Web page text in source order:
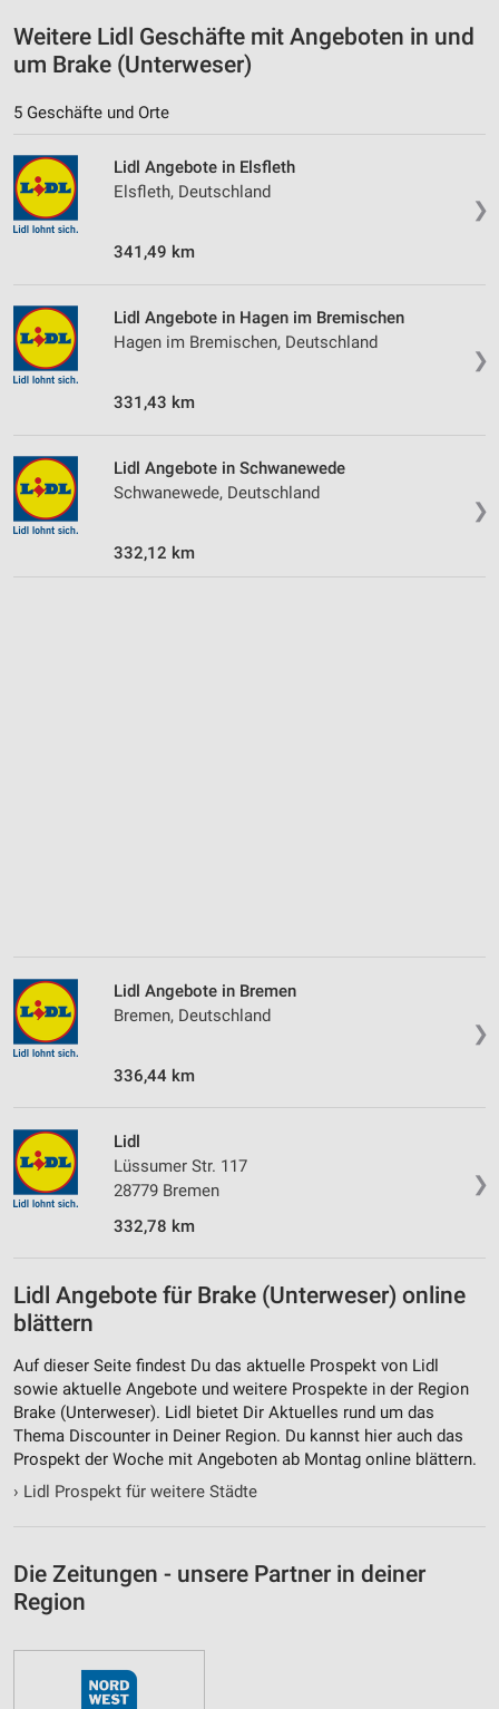
Weitere Lidl Geschäfte mit Angeboten in und
um Brake (Unterweser)
5 Geschäfte und Orte
❯
Lidl Angebote in Elsfleth
Elsfleth, Deutschland
341,49 km
❯
Lidl Angebote in Hagen im Bremischen
Hagen im Bremischen, Deutschland
331,43 km
❯
Lidl Angebote in Schwanewede
Schwanewede, Deutschland
332,12 km
❯
Lidl Angebote in Bremen
Bremen, Deutschland
336,44 km
❯
Lidl
Lüssumer Str. 117
28779 Bremen
332,78 km
Lidl Angebote für Brake (Unterweser) online
blättern
Auf dieser Seite findest Du das aktuelle Prospekt von Lidl
sowie aktuelle Angebote und weitere Prospekte in der Region
Brake (Unterweser). Lidl bietet Dir Aktuelles rund um das
Thema Discounter in Deiner Region. Du kannst hier auch das
Prospekt der Woche mit Angeboten ab Montag online blättern.
› Lidl Prospekt für weitere Städte
Die Zeitungen - unsere Partner in deiner
Region
Informationen identifizieren
Nicht-IAB-Verarbeitungszwecke:
Notwendig
Funktional